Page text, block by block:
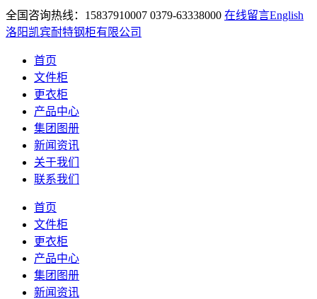
全国咨询热线：15837910007 0379-63338000 在线留言English
洛阳凯宾耐特钢柜有限公司
首页
文件柜
更衣柜
产品中心
集团图册
新闻资讯
关于我们
联系我们
首页
文件柜
更衣柜
产品中心
集团图册
新闻资讯